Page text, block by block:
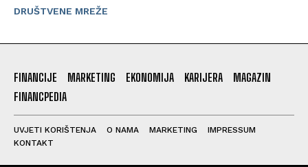
DRUŠTVENE MREŽE
FINANCIJE MARKETING EKONOMIJA KARIJERA
MAGAZIN
FINANCPEDIA
UVJETI KORIŠTENJA O NAMA MARKETING
IMPRESSUM
KONTAKT